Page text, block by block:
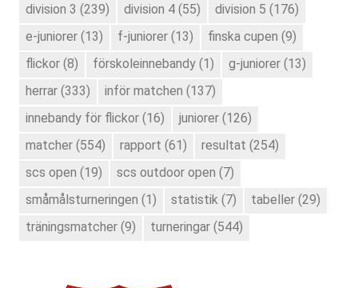
division 3 (239) division 4 (55) division 5 (176)
e-juniorer (13) f-juniorer (13) finska cupen (9)
flickor (8) förskoleinnebandy (1) g-juniorer (13)
herrar (333) inför matchen (137)
innebandy för flickor (16) juniorer (126)
matcher (554) rapport (61) resultat (254)
scs open (19) scs outdoor open (7)
småmålsturneringen (1) statistik (7) tabeller (29)
träningsmatcher (9) turneringar (544)